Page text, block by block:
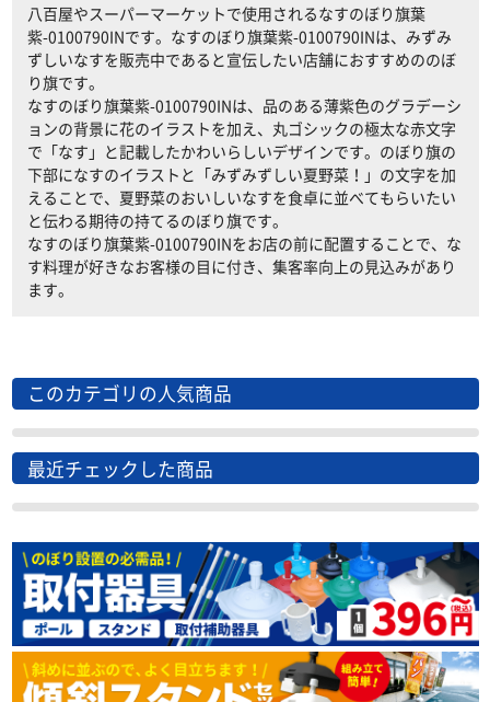
八百屋やスーパーマーケットで使用されるなすのぼり旗葉
紫-0100790INです。なすのぼり旗葉紫-0100790INは、みずみ
ずしいなすを販売中であると宣伝したい店舗におすすめののぼ
り旗です。
なすのぼり旗葉紫-0100790INは、品のある薄紫色のグラデーシ
ョンの背景に花のイラストを加え、丸ゴシックの極太な赤文字
で「なす」と記載したかわいらしいデザインです。のぼり旗の
下部になすのイラストと「みずみずしい夏野菜！」の文字を加
えることで、夏野菜のおいしいなすを食卓に並べてもらいたい
と伝わる期待の持てるのぼり旗です。
なすのぼり旗葉紫-0100790INをお店の前に配置することで、な
す料理が好きなお客様の目に付き、集客率向上の見込みがあり
ます。
このカテゴリの人気商品
最近チェックした商品